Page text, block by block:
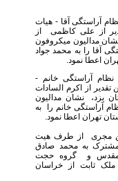
آراستگی آقا - هیات
از علی کاظمی از
مدالیون میکروفون
آقا را به محمد جواد
اعطا نمود.
آراستگی خانم -
تقدیر از اکرم السادات
یزد، نشان مدالیون
آراستگی خانم را به
تهران اعطا نمود.
مجری از طرف هیت
مشترک به محمد صادق
مقدس و گروه حجت
ملک ثابت از خراسان